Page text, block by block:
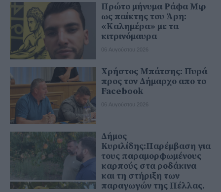
Πρώτο μήνυμα Ράφα Μιρ
ως παίκτης του Άρη:
«Καλημέρα» με τα
κιτρινόμαυρα
06 Αυγούστου 2026
Χρήστος Μπάτσης: Πυρά
προς τον Δήμαρχο απο το
Facebook
06 Αυγούστου 2026
Δήμος
Κυριλίδης:Παρέμβαση για
τους παραμορφωμένους
καρπούς στα ροδάκινα
και τη στήριξη των
παραγωγών της Πέλλας.